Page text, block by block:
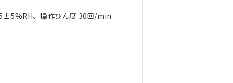
、操作ひん度 30回/min
拠点は「 販売ネットワーク
」をご確認ください。
の事前の承諾なく第三者に漏洩または開示しないようお願いしま
ービス）をご利用いただくには、I-Webメンバーズにご登録され
ご登録された部品リストについて、当社および当社の共同利用者
お客様との取引・商談に必要な範囲で利用することをご了承くだ
定月が前後することがあります。
基準値以下であることを示します。
物質が外部に漏えいし、環境に深刻な影響を及ぼさない年数を意
問い合わせください。
る場合は、上記1、2および3の内容を当該第三者に通知します。
わる関係者が違法に輸出するおそれがある場合は、取り引きをい
り
ては、お客様のお取引先、またはお客様担当のオムロン制御
認ください)
情報を公開していない機種